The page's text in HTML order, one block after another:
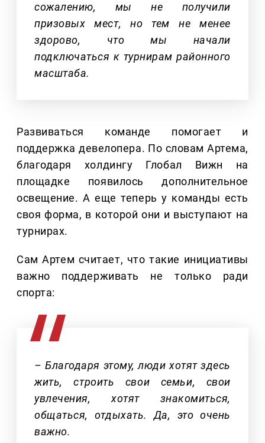
сожалению, мы не получили
призовых мест, но тем не менее
здорово, что мы начали
подключаться к турнирам районного
масштаба.
Развиваться команде помогает и
поддержка девелопера. По словам Артема,
благодаря холдингу Глобал Вижн на
площадке появилось дополнительное
освещение. А еще теперь у команды есть
своя форма, в которой они и выступают на
турнирах.
Сам Артем считает, что такие инициативы
важно поддерживать не только ради
спорта:
– Благодаря этому, люди хотят здесь
жить, строить свои семьи, свои
увлечения, хотят знакомиться,
общаться, отдыхать. Да, это очень
важно.